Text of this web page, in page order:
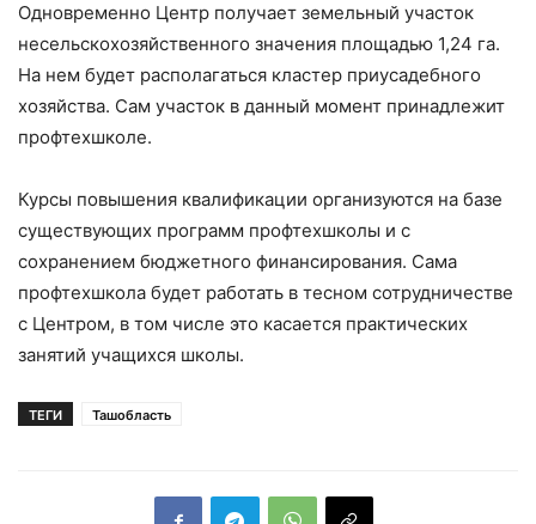
Одновременно Центр получает земельный участок
несельскохозяйственного значения площадью 1,24 га.
На нем будет располагаться кластер приусадебного
хозяйства. Сам участок в данный момент принадлежит
профтехшколе.
Курсы повышения квалификации организуются на базе
существующих программ профтехшколы и с
сохранением бюджетного финансирования. Сама
профтехшкола будет работать в тесном сотрудничестве
с Центром, в том числе это касается практических
занятий учащихся школы.
ТЕГИ Ташобласть